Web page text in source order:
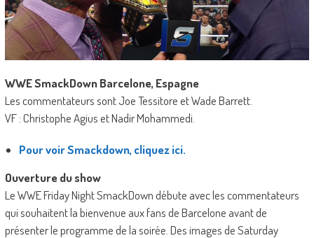
WWE SmackDown Barcelone, Espagne
Les commentateurs sont Joe Tessitore et Wade Barrett.
VF : Christophe Agius et Nadir Mohammedi.
Pour voir Smackdown, cliquez ici.
Ouverture du show
Le WWE Friday Night SmackDown débute avec les commentateurs
qui souhaitent la bienvenue aux fans de Barcelone avant de
présenter le programme de la soirée. Des images de Saturday